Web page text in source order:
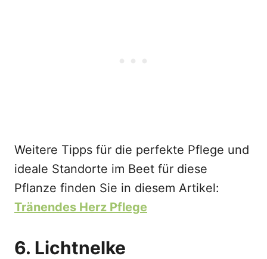
Weitere Tipps für die perfekte Pflege und
ideale Standorte im Beet für diese
Pflanze finden Sie in diesem Artikel:
Tränendes Herz Pflege
6. Lichtnelke